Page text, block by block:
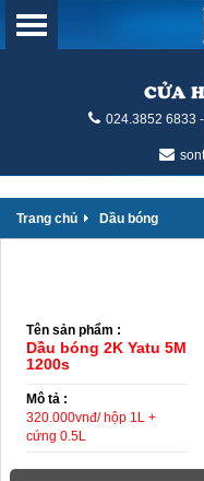
CỬA
024.3852 6833
Trang chủ Dầu bóng
Tên sản phẩm :
Dầu bóng 2K Yatu 5M
1200s
Mô tả :
320.000vnđ/ hộp 1L +
cứng 0.5L